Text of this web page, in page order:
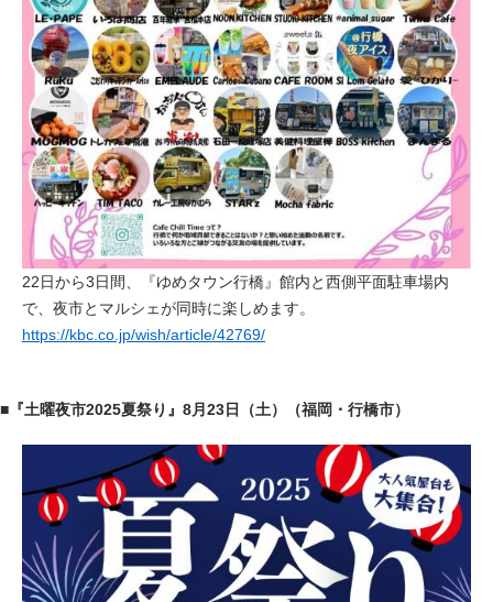
22日から3日間、『ゆめタウン行橋』館内と西側平面駐車場内
で、夜市とマルシェが同時に楽しめます。
https://kbc.co.jp/wish/article/42769/
■『土曜夜市2025夏祭り』8月23日（土）（福岡・行橋市）